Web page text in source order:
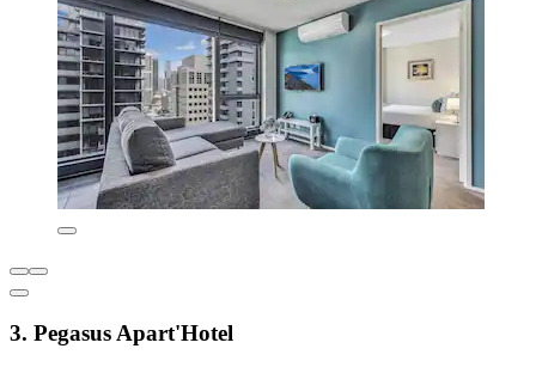
3. Pegasus Apart'Hotel